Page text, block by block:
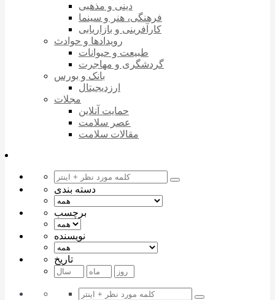
دینی و مذهبی
فرهنگی، هنر و سینما
کارآفرینی و بازاریابی
رویدادها و حوادث
طبیعت و حیوانات
گردشگری و مهاجرت
بانک و بورس
ارزدیجیتال
مجلات
حمایت آنلاین
عصر سلامت
مقالات سلامت
دسته بندی
برچسب
نویسنده
تاریخ